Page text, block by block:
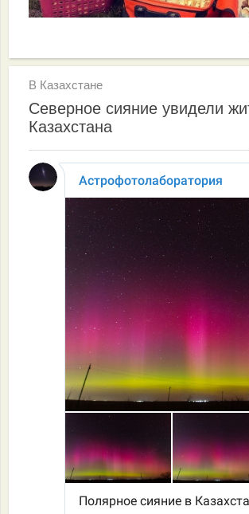
В Казахстане
Северное сияние увидели
Казахстана